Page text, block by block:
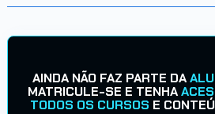
AINDA NÃO FAZ PARTE DA
MATRICULE-SE E TENHA
TODOS OS CURSOS E